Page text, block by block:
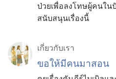
ป่วยเพื่อลงโทษผู้คนใน
สนับสนุนเรื่องนี้
เกี่ยว​กับ​เรา
ขอ​ให้​มี​คน​มา​สอน